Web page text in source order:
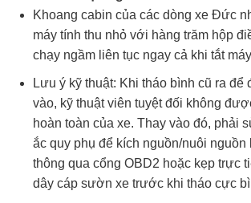
Khoang cabin của các dòng xe Đức
máy tính thu nhỏ với hàng trăm hộp
chạy ngầm liên tục ngay cả khi tắt
Lưu ý kỹ thuật: Khi tháo bình cũ ra để
vào, kỹ thuật viên tuyệt đối không
hoàn toàn của xe. Thay vào đó, phải
ắc quy phụ để kích nguồn/nuôi nguồn
thông qua cổng OBD2 hoặc kẹp trực
dây cáp sườn xe trước khi tháo cực